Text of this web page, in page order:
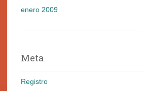
enero 2009
Meta
Registro